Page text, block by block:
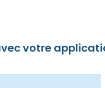
votre